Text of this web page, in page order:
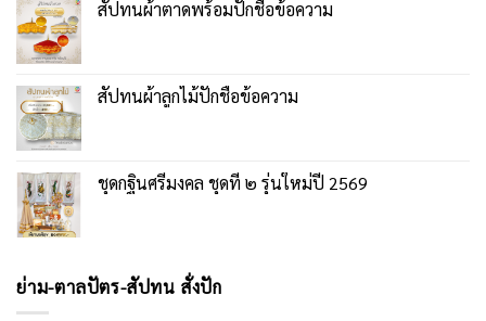
สัปทนผ้าตาดพร้อมปักชื่อข้อความ
สัปทนผ้าลูกไม้ปักชื่อข้อความ
ชุดกฐินศรีมงคล ชุดที่ ๒ รุ่นใหม่ปี 2569
ย่าม-ตาลปัตร-สัปทน สั่งปัก